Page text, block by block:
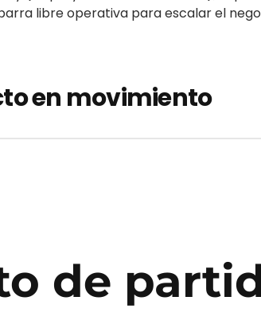
libre operativa para escalar el
en movimiento
de